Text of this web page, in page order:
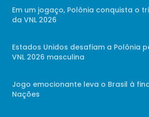
Em um jogaço, Polônia conquista o
da VNL 2026
Estados Unidos desafiam a Polônia
VNL 2026 masculina
Jogo emocionante leva o Brasil à
Nações